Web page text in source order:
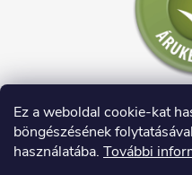
Ez a weboldal cookie-kat
böngészésének
használatába. További